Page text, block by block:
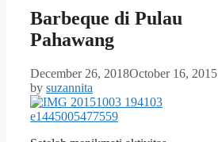
Barbeque di Pulau
Pahawang
December 26, 2018October 16, 2015
by suzannita